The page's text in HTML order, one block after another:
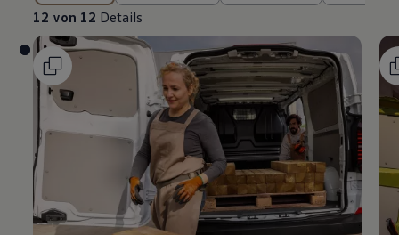
12 von 12 Details